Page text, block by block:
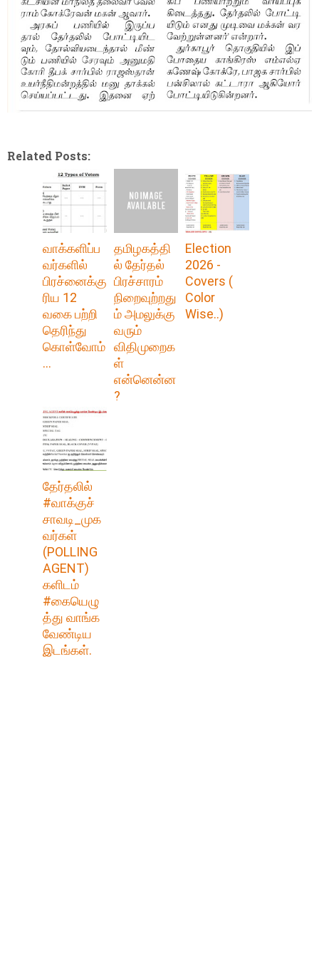
Related Posts:
வாக்களிப்ப
வர்களில்
பிரச்னைக்கு
ரிய 12
வகை பற்றி
தெரிந்து
கொள்வோம்
...
தமிழகத்தி
ல் தேர்தல்
பிரச்சாரம்
நிறைவுற்றது
ம் அமலுக்கு
வரும்
விதிமுறைக
ள்
என்னென்ன
?
Election
2026 -
Covers (
Color
Wise..)
தேர்தலில்
#வாக்குச்
சாவடி_முக
வர்கள்
(POLLING
AGENT)
களிடம்
#கையெழு
த்து வாங்க
வேண்டிய
இடங்கள்.